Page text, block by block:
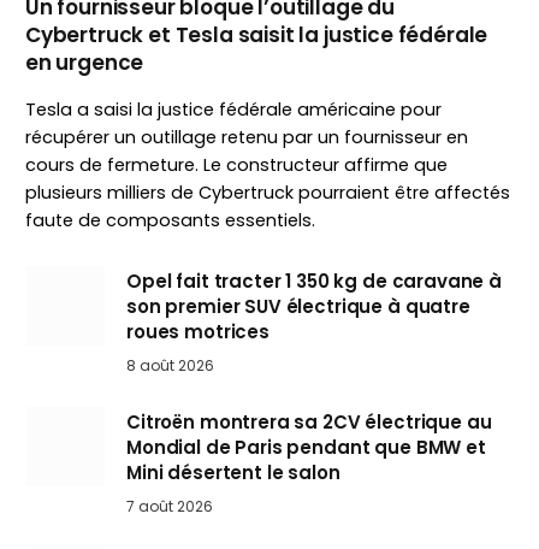
Un fournisseur bloque l’outillage du
Cybertruck et Tesla saisit la justice fédérale
en urgence
Tesla a saisi la justice fédérale américaine pour
récupérer un outillage retenu par un fournisseur en
cours de fermeture. Le constructeur affirme que
plusieurs milliers de Cybertruck pourraient être affectés
faute de composants essentiels.
Opel fait tracter 1 350 kg de caravane à
son premier SUV électrique à quatre
roues motrices
8 août 2026
Citroën montrera sa 2CV électrique au
Mondial de Paris pendant que BMW et
Mini désertent le salon
7 août 2026